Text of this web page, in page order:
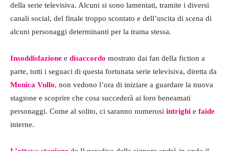
della serie televisiva. Alcuni si sono lamentati, tramite i diversi
canali social, del finale troppo scontato e dell’uscita di scena di
alcuni personaggi determinanti per la trama stessa.
Insoddisfazione e disaccordo mostrato dai fan della fiction a
parte, tutti i seguaci di questa fortunata serie televisiva, diretta da
Monica Vullo, non vedono l’ora di iniziare a guardare la nuova
stagione e scoprire che cosa succederà ai loro beneamati
personaggi. Come al solito, ci saranno numerosi intrighi e faide
interne.